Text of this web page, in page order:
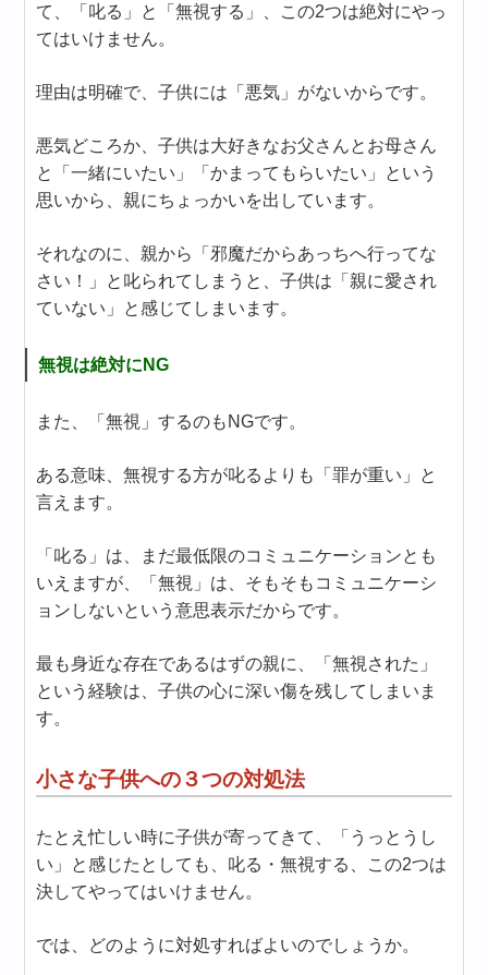
て、「叱る」と「無視する」、この2つは絶対にやっ
てはいけません。
理由は明確で、子供には「悪気」がないからです。
悪気どころか、子供は大好きなお父さんとお母さん
と「一緒にいたい」「かまってもらいたい」という
思いから、親にちょっかいを出しています。
それなのに、親から「邪魔だからあっちへ行ってな
さい！」と叱られてしまうと、子供は「親に愛され
ていない」と感じてしまいます。
無視は絶対にNG
また、「無視」するのもNGです。
ある意味、無視する方が叱るよりも「罪が重い」と
言えます。
「叱る」は、まだ最低限のコミュニケーションとも
いえますが、「無視」は、そもそもコミュニケーシ
ョンしないという意思表示だからです。
最も身近な存在であるはずの親に、「無視された」
という経験は、子供の心に深い傷を残してしまいま
す。
小さな子供への３つの対処法
たとえ忙しい時に子供が寄ってきて、「うっとうし
い」と感じたとしても、叱る・無視する、この2つは
決してやってはいけません。
では、どのように対処すればよいのでしょうか。